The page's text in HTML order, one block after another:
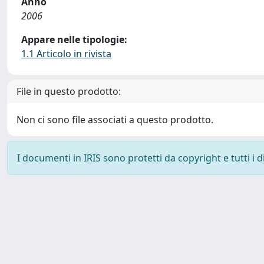
2006
Appare nelle tipologie:
1.1 Articolo in rivista
File in questo prodotto:
Non ci sono file associati a questo prodotto.
I documenti in IRIS sono protetti da copyright e tutti i